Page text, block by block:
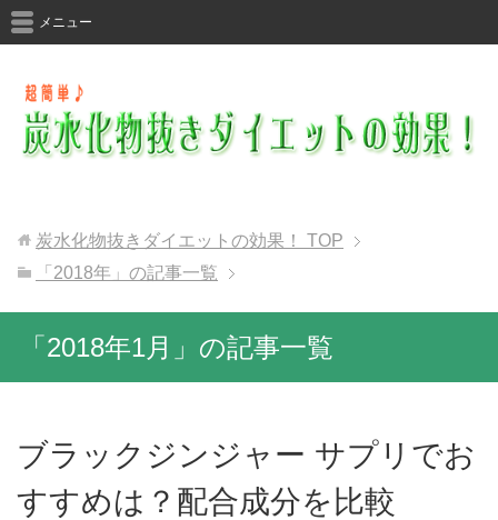
メニュー
炭水化物抜きダイエットの効果！
TOP
「2018年」の記事一覧
「2018年1月」の記事一覧
ブラックジンジャー サプリでお
すすめは？配合成分を比較